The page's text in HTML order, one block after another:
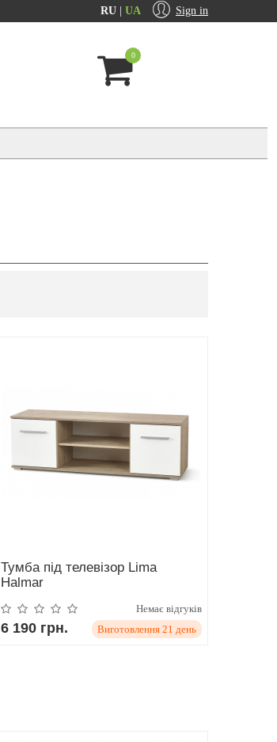
Sign in
RU UA
0
Тумба під телевізор Lima
Halmar
Немає відгуків
6 190 грн. Виготовлення 21 день